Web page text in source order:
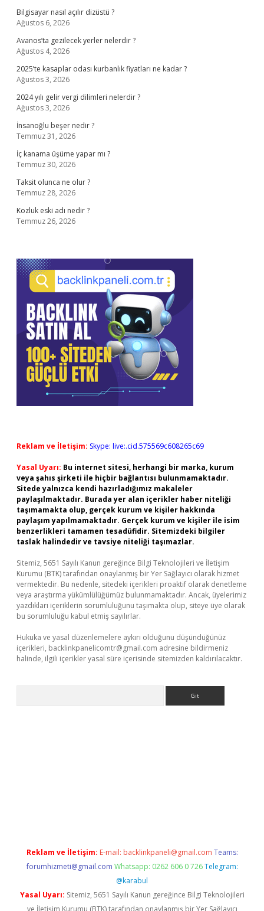
Bilgisayar nasıl açılır dizüstü ?
Ağustos 6, 2026
Avanos’ta gezilecek yerler nelerdir ?
Ağustos 4, 2026
2025’te kasaplar odası kurbanlık fiyatları ne kadar ?
Ağustos 3, 2026
2024 yılı gelir vergi dilimleri nelerdir ?
Ağustos 3, 2026
İnsanoğlu beşer nedir ?
Temmuz 31, 2026
İç kanama üşüme yapar mı ?
Temmuz 30, 2026
Taksit olunca ne olur ?
Temmuz 28, 2026
Kozluk eski adı nedir ?
Temmuz 26, 2026
Reklam ve İletişim: Skype: live:.cid.575569c608265c69
Yasal Uyarı: Bu internet sitesi, herhangi bir marka, kurum
veya şahıs şirketi ile hiçbir bağlantısı bulunmamaktadır.
Sitede yalnızca kendi hazırladığımız makaleler
paylaşılmaktadır. Burada yer alan içerikler haber niteliği
taşımamakta olup, gerçek kurum ve kişiler hakkında
paylaşım yapılmamaktadır. Gerçek kurum ve kişiler ile isim
benzerlikleri tamamen tesadüfidir. Sitemizdeki bilgiler
taslak halindedir ve tavsiye niteliği taşımazlar.
Sitemiz, 5651 Sayılı Kanun gereğince Bilgi Teknolojileri ve İletişim
Kurumu (BTK) tarafından onaylanmış bir Yer Sağlayıcı olarak hizmet
vermektedir. Bu nedenle, sitedeki içerikleri proaktif olarak denetleme
veya araştırma yükümlülüğümüz bulunmamaktadır. Ancak, üyelerimiz
yazdıkları içeriklerin sorumluluğunu taşımakta olup, siteye üye olarak
bu sorumluluğu kabul etmiş sayılırlar.
Hukuka ve yasal düzenlemelere aykırı olduğunu düşündüğünüz
içerikleri, backlinkpanelicomtr@gmail.com adresine bildirmeniz
halinde, ilgili içerikler yasal süre içerisinde sitemizden kaldırılacaktır.
Reklam ve İletişim: E-mail: backlinkpaneli@gmail.com Teams:
forumhizmeti@gmail.com Whatsapp: 0262 606 0 726 Telegram:
@karabul
Yasal Uyarı: Sitemiz, 5651 Sayılı Kanun gereğince Bilgi Teknolojileri
ve İletişim Kurumu (BTK) tarafından onaylanmış bir Yer Sağlayıcı